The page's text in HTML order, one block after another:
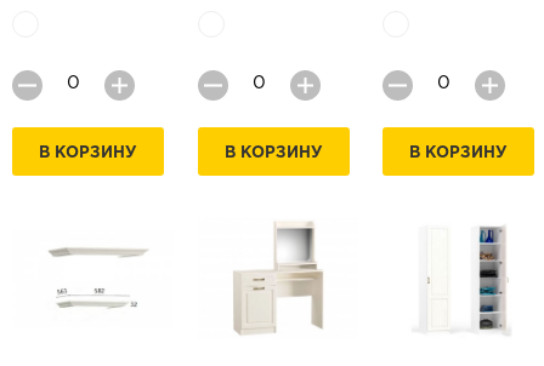
В КОРЗИНУ В КОРЗИНУ В КОРЗИНУ